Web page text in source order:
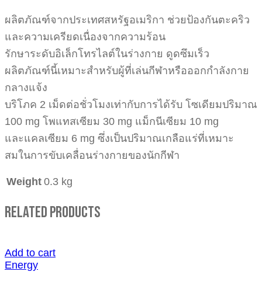
ผลิตภัณฑ์จากประเทศสหรัฐอเมริกา ช่วยป้องกันตะคริว
และความเครียดเนื่องจากความร้อน
รักษาระดับอิเล็กโทรไลต์ในร่างกาย ดูดซึมเร็ว
ผลิตภัณฑ์นี้เหมาะสำหรับผู้ที่เล่นกีฬาหรือออกกำลังกาย
กลางแจ้ง
บริโภค 2 เม็ดต่อชั่วโมงเท่ากับการได้รับ โซเดียมปริมาณ
100 mg โพแทสเซียม 30 mg แม็กนีเซียม 10 mg
และแคลเซียม 6 mg ซึ่งเป็นปริมาณเกลือแร่ที่เหมาะ
สมในการขับเคลื่อนร่างกายของนักกีฬา
Weight 0.3 kg
Related Products
Add to cart
Energy